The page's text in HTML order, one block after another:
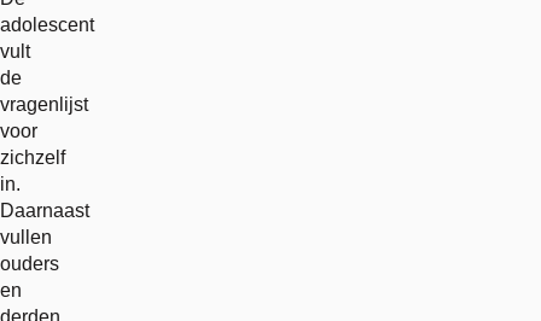
adolescent
vult
de
vragenlijst
voor
zichzelf
in.
Daarnaast
vullen
ouders
en
derden